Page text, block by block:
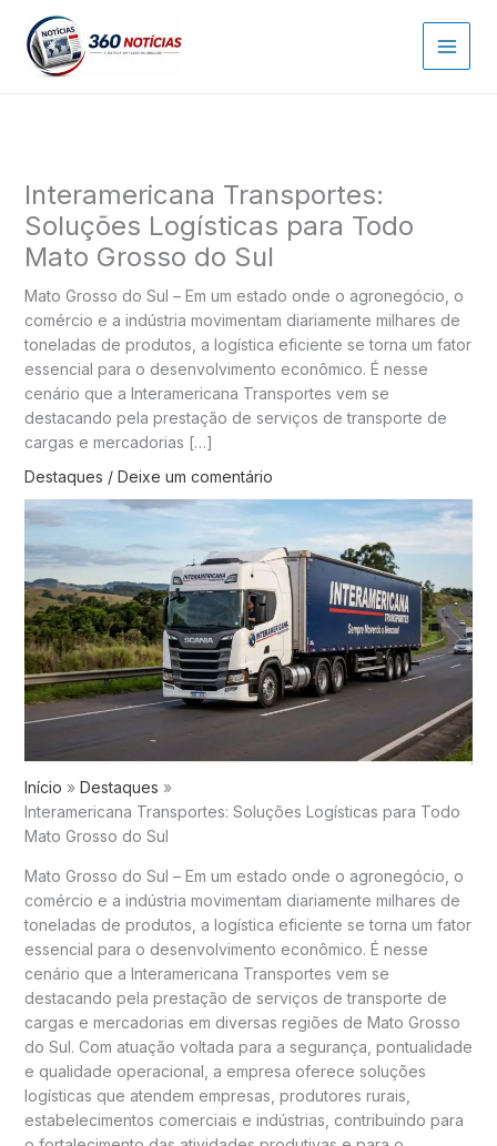
para
conteúdo
Interamericana Transportes:
Soluções Logísticas para Todo
Mato Grosso do Sul
Mato Grosso do Sul – Em um estado onde o agronegócio, o
comércio e a indústria movimentam diariamente milhares de
toneladas de produtos, a logística eficiente se torna um fator
essencial para o desenvolvimento econômico. É nesse
cenário que a Interamericana Transportes vem se
destacando pela prestação de serviços de transporte de
cargas e mercadorias […]
Destaques / Deixe um comentário
Início
Destaques
Interamericana Transportes: Soluções Logísticas para Todo
Mato Grosso do Sul
Mato Grosso do Sul – Em um estado onde o agronegócio, o
comércio e a indústria movimentam diariamente milhares de
toneladas de produtos, a logística eficiente se torna um fator
essencial para o desenvolvimento econômico. É nesse
cenário que a Interamericana Transportes vem se
destacando pela prestação de serviços de transporte de
cargas e mercadorias em diversas regiões de Mato Grosso
do Sul. Com atuação voltada para a segurança, pontualidade
e qualidade operacional, a empresa oferece soluções
logísticas que atendem empresas, produtores rurais,
estabelecimentos comerciais e indústrias, contribuindo para